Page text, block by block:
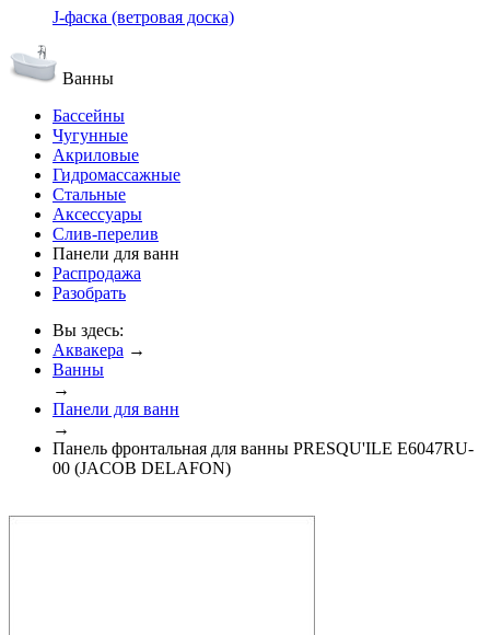
J-фаска (ветровая доска)
Ванны
Бассейны
Чугунные
Акриловые
Гидромассажные
Стальные
Аксессуары
Слив-перелив
Панели для ванн
Распродажа
Разобрать
Вы здесь:
Аквакера →
Ванны
→
Панели для ванн
→
Панель фронтальная для ванны PRESQU'ILE E6047RU-
00 (JACOB DELAFON)